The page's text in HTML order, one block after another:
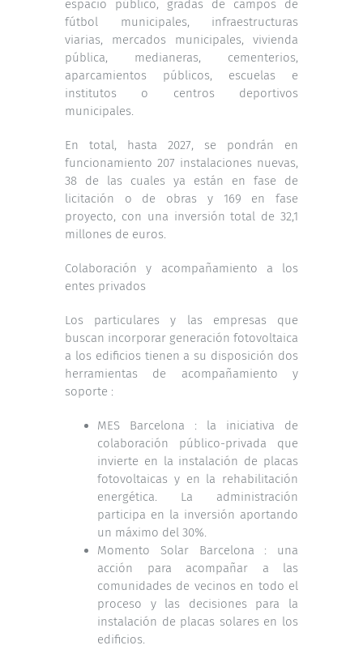
espacio público, gradas de campos de
fútbol municipales, infraestructuras
viarias, mercados municipales, vivienda
pública, medianeras, cementerios,
aparcamientos públicos, escuelas e
institutos o centros deportivos
municipales.
En total, hasta 2027, se pondrán en
funcionamiento 207 instalaciones nuevas,
38 de las cuales ya están en fase de
licitación o de obras y 169 en fase
proyecto, con una inversión total de 32,1
millones de euros.
Colaboración y acompañamiento a los
entes privados
Los particulares y las empresas que
buscan incorporar generación fotovoltaica
a los edificios tienen a su disposición dos
herramientas de acompañamiento y
soporte :
MES Barcelona : la iniciativa de
colaboración público-privada que
invierte en la instalación de placas
fotovoltaicas y en la rehabilitación
energética. La administración
participa en la inversión aportando
un máximo del 30%.
Momento Solar Barcelona : una
acción para acompañar a las
comunidades de vecinos en todo el
proceso y las decisiones para la
instalación de placas solares en los
edificios.